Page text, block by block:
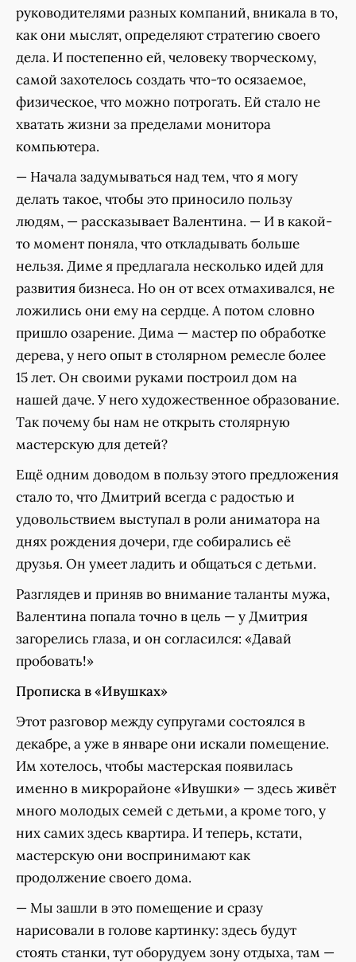
руководителями разных компаний, вникала в то,
как они мыслят, определяют стратегию своего
дела. И постепенно ей, человеку творческому,
самой захотелось создать что-то осязаемое,
физическое, что можно потрогать. Ей стало не
хватать жизни за пределами монитора
компьютера.
— Начала задумываться над тем, что я могу
делать такое, чтобы это приносило пользу
людям, — рассказывает Валентина. — И в какой-
то момент поняла, что откладывать больше
нельзя. Диме я предлагала несколько идей для
развития бизнеса. Но он от всех отмахивался, не
ложились они ему на сердце. А потом словно
пришло озарение. Дима — мастер по обработке
дерева, у него опыт в столярном ремесле более
15 лет. Он своими руками построил дом на
нашей даче. У него художественное образование.
Так почему бы нам не открыть столярную
мастерскую для детей?
Ещё одним доводом в пользу этого предложения
стало то, что Дмитрий всегда с радостью и
удовольствием выступал в роли аниматора на
днях рождения дочери, где собирались её
друзья. Он умеет ладить и общаться с детьми.
Разглядев и приняв во внимание таланты мужа,
Валентина попала точно в цель — у Дмитрия
загорелись глаза, и он согласился: «Давай
пробовать!»
Прописка в «Ивушках»
Этот разговор между супругами состоялся в
декабре, а уже в январе они искали помещение.
Им хотелось, чтобы мастерская появилась
именно в микрорайоне «Ивушки» — здесь живёт
много молодых семей с детьми, а кроме того, у
них самих здесь квартира. И теперь, кстати,
мастерскую они воспринимают как
продолжение своего дома.
— Мы зашли в это помещение и сразу
нарисовали в голове картинку: здесь будут
стоять станки, тут оборудуем зону отдыха, там —